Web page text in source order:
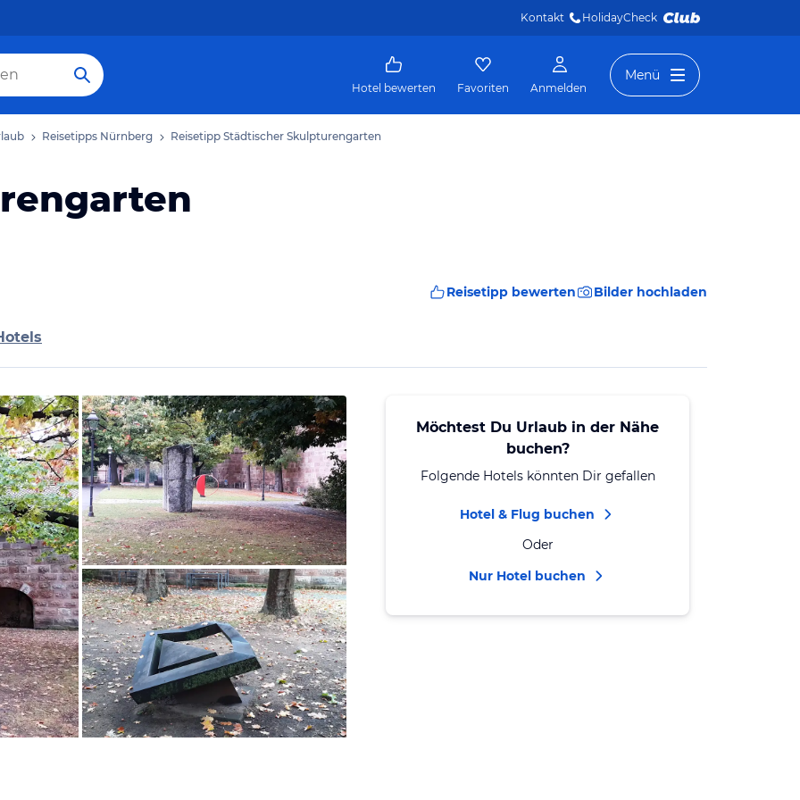
Kontakt HolidayCheck
Hotel bewerten Favoriten Anmelden
Menü
Reisetipps Nürnberg Reisetipp Städtischer Skulpturengarten
Reisetipp bewerten Bilder hochladen
Bild melden
von Werner
Möchtest Du Urlaub in der Nähe
buchen?
Folgende Hotels könnten Dir gefallen
Hotel & Flug buchen
Oder
Nur Hotel buchen